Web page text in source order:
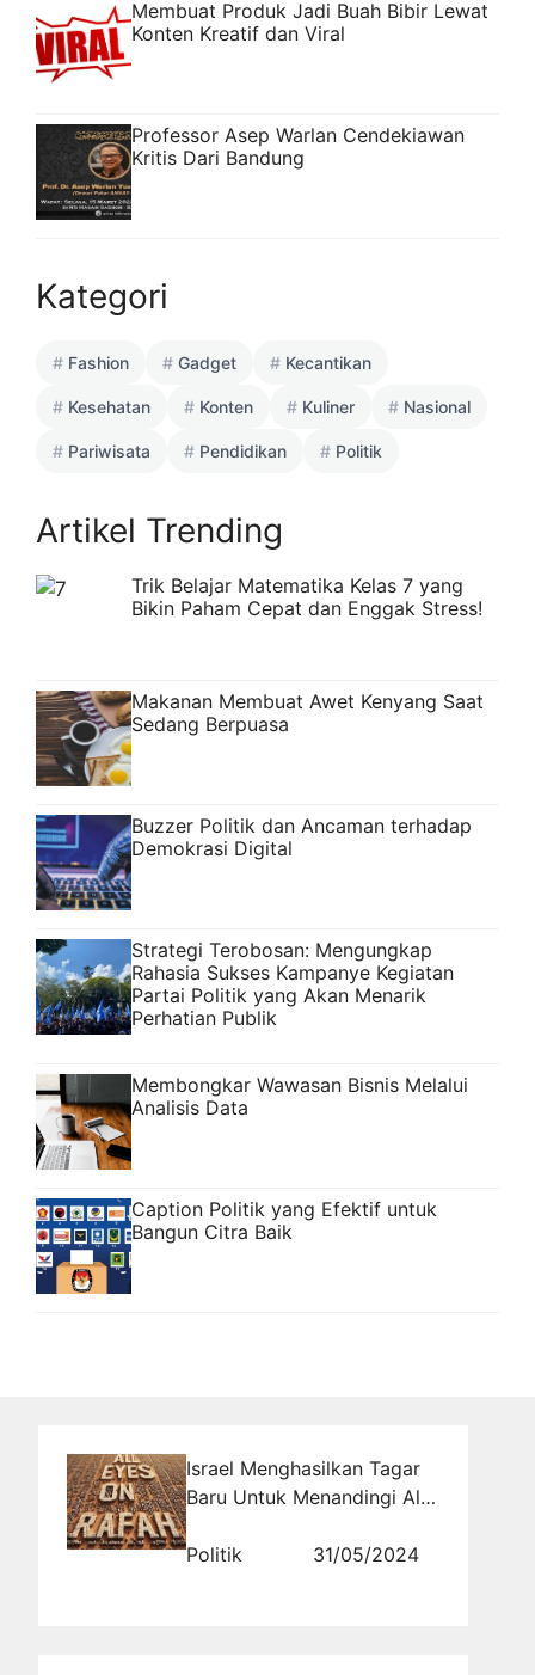
Membuat Produk Jadi Buah Bibir Lewat
Konten Kreatif dan Viral
Professor Asep Warlan Cendekiawan
Kritis Dari Bandung
Kategori
Fashion Gadget Kecantikan
Kesehatan Konten Kuliner Nasional
Pariwisata Pendidikan Politik
Artikel Trending
Trik Belajar Matematika Kelas 7 yang
Bikin Paham Cepat dan Enggak Stress!
Makanan Membuat Awet Kenyang Saat
Sedang Berpuasa
Buzzer Politik dan Ancaman terhadap
Demokrasi Digital
Strategi Terobosan: Mengungkap
Rahasia Sukses Kampanye Kegiatan
Partai Politik yang Akan Menarik
Perhatian Publik
Membongkar Wawasan Bisnis Melalui
Analisis Data
Caption Politik yang Efektif untuk
Bangun Citra Baik
Israel Menghasilkan Tagar
Baru Untuk Menandingi All
Politik
31/05/2024